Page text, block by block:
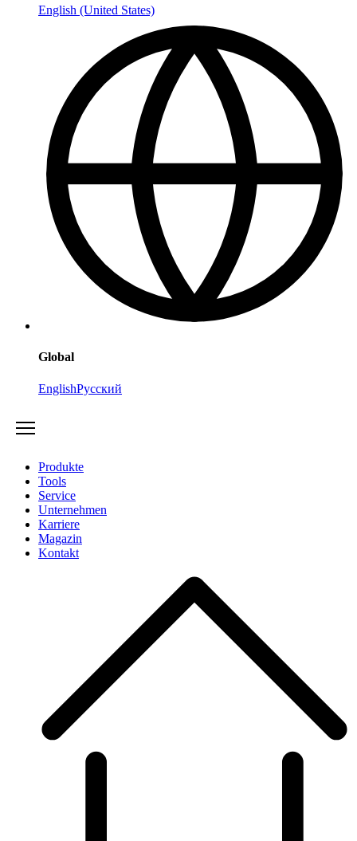
English (United States)
Global
EnglishРусский
Produkte
Tools
Service
Unternehmen
Karriere
Magazin
Kontakt